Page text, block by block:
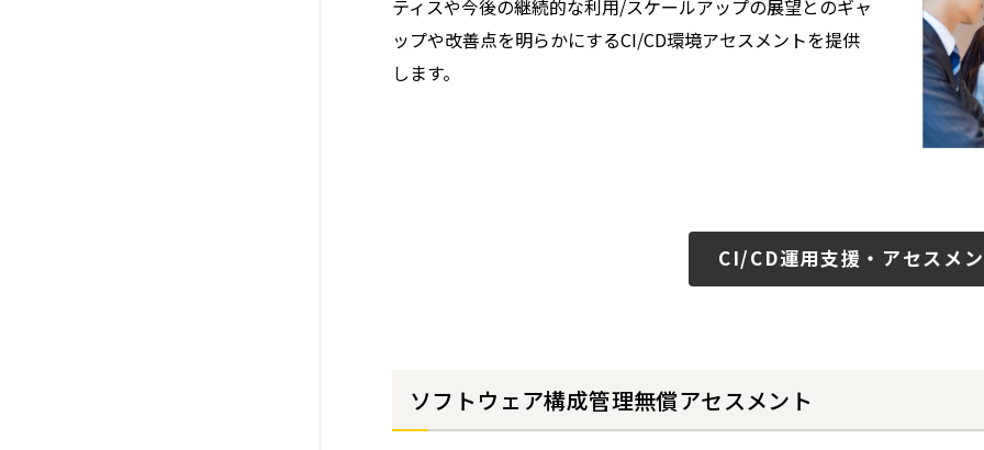
ティスや今後の継続的な利用/スケールアップの展望とのギャ
ップや改善点を明らかにするCI/CD環境アセスメントを提供
します。
CI/CD運用支援・アセスメ
ソフトウェア構成管理無償アセスメント